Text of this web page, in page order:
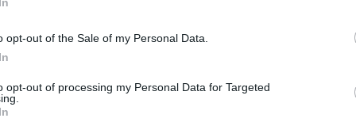
opt-out of the Sale of my Personal Data.
opt-out of processing my Personal Data for Targeted
Είσοδος Ελεύθερη
Ώρα έναρξης: 22.00